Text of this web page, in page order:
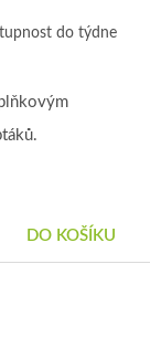
do týdne
DO KOŠÍKU